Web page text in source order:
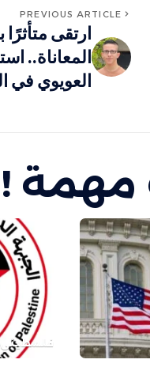
PREVIOUS ARTICLE
ارتقى
المعاناة..
العويوي في
مهمة !
فلسطيني